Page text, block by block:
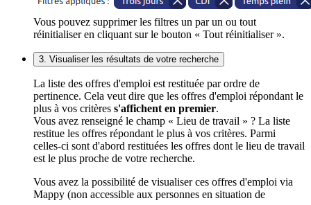
Vous pouvez supprimer les filtres un par un ou tout
réinitialiser en cliquant sur le bouton « Tout réinitialiser ».
3. Visualiser les résultats de votre recherche
La liste des offres d'emploi est restituée par ordre de
pertinence. Cela veut dire que les offres d'emploi répondant le
plus à vos critères s'affichent en premier.
Vous avez renseigné le champ « Lieu de travail » ? La liste
restitue les offres répondant le plus à vos critères. Parmi
celles-ci sont d'abord restituées les offres dont le lieu de travail
est le plus proche de votre recherche.
Vous avez la possibilité de visualiser ces offres d'emploi via
Mappy (non accessible aux personnes en situation de